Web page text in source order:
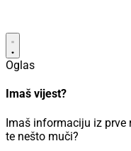
Oglas
Imaš vijest?
Imaš informaciju iz prve
te nešto muči?